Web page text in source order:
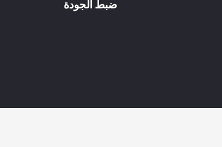
ضبط الجودة